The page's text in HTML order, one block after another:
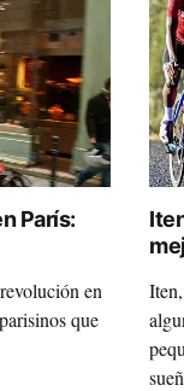
París:
en
que